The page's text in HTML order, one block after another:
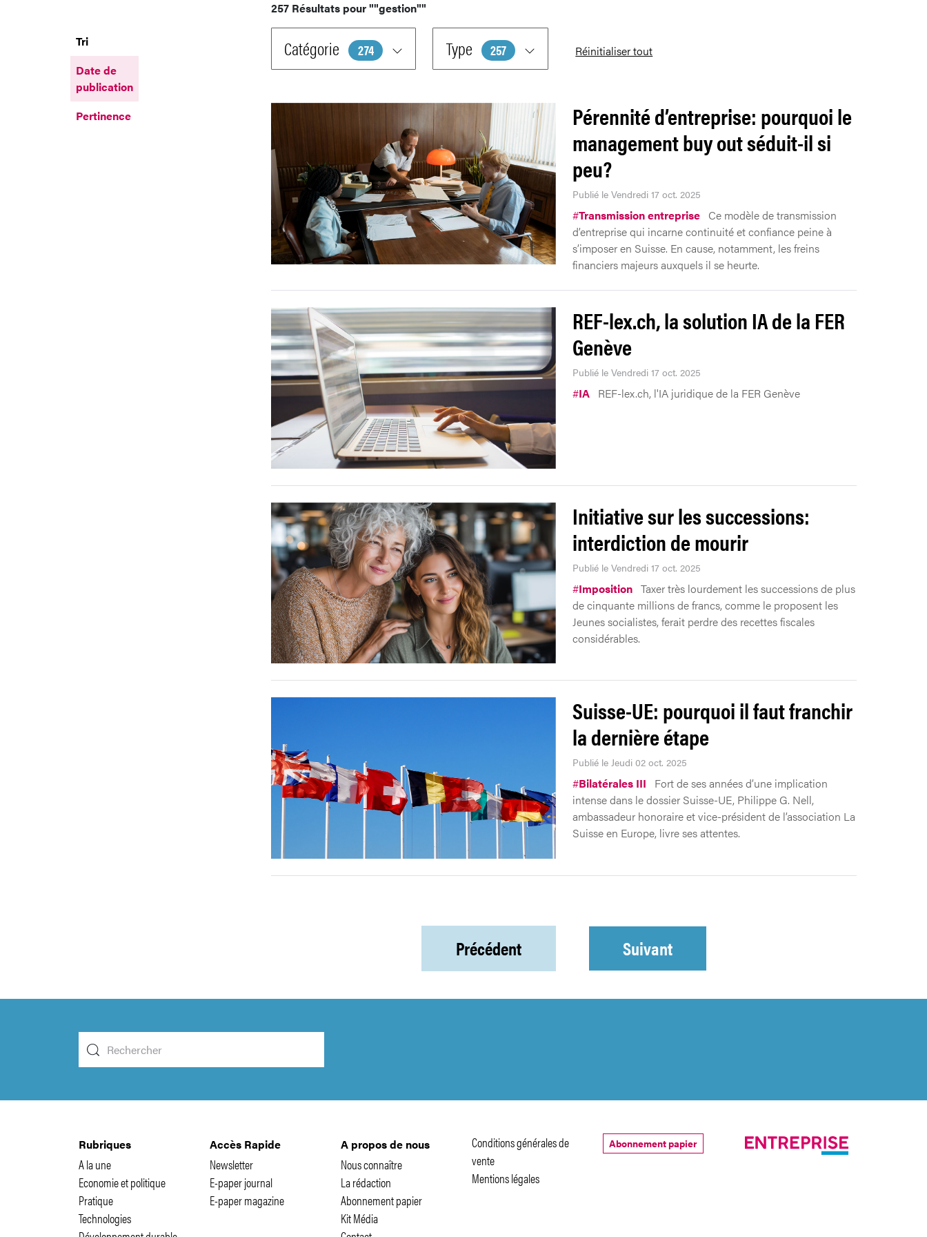
257 Résultats pour""gestion""
Tri
Date de
publication
Pertinence
Catégorie 274 Type 257 Réinitialiser tout
Pérennité d’entreprise: pourquoi le
management buy out séduit-il si
peu?
Publié le Vendredi 17 oct. 2025
#Transmission entreprise Ce modèle de transmission
d’entreprise qui incarne continuité et confiance peine à
s’imposer en Suisse. En cause, notamment, les freins
financiers majeurs auxquels il se heurte.
REF-lex.ch, la solution IA de la FER
Genève
Publié le Vendredi 17 oct. 2025
#IA REF-lex.ch, l'IA juridique de la FER Genève
Initiative sur les successions:
interdiction de mourir
Publié le Vendredi 17 oct. 2025
#Imposition Taxer très lourdement les successions de plus
de cinquante millions de francs, comme le proposent les
Jeunes socialistes, ferait perdre des recettes fiscales
considérables.
Suisse-UE: pourquoi il faut franchir
la dernière étape
Publié le Jeudi 02 oct. 2025
#Bilatérales III
Fort de ses années d’une implication
intense dans le dossier Suisse-UE, Philippe G. Nell,
ambassadeur honoraire et vice-président de l’association La
Suisse en Europe, livre ses attentes.
Précédent Suivant
Rubriques
A la une
Economie et politique
Pratique
Technologies
Accès Rapide
Newsletter
E-paper journal
E-paper magazine
A propos de nous
Nous connaître
La rédaction
Abonnement papier
Kit Média
Conditions générales de
vente
Mentions légales
Abonnement papier